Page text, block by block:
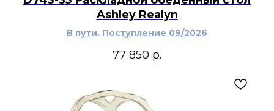
Ashley Realyn
В пути. Поступление 09/2026
77 850 р.